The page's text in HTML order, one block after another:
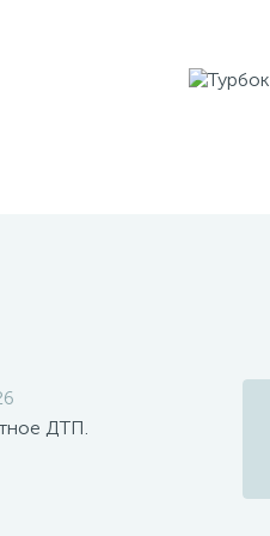
ДТП.